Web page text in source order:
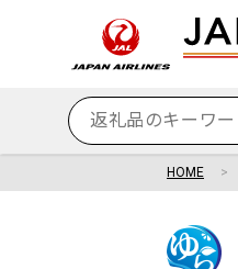
HOME